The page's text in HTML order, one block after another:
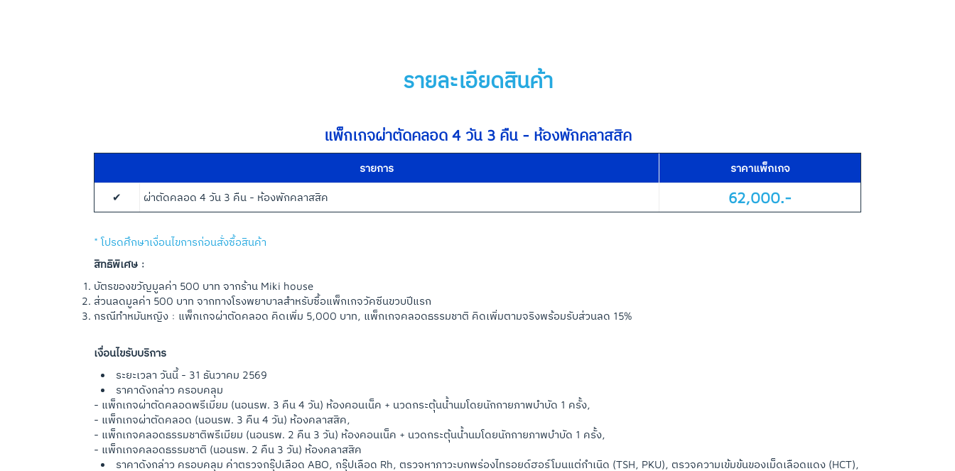
รายละเอียดสินค้า
แพ็กเกจผ่าตัดคลอด 4 วัน 3 คืน - ห้องพักคลาสสิค
รายการ ราคาแพ็กเกจ
✔ ผ่าตัดคลอด 4 วัน 3 คืน - ห้องพักคลาสสิค 62,000.-
* โปรดศึกษาเงื่อนไขการก่อนสั่งซื้อสินค้า
สิทธิพิเศษ :
บัตรของขวัญมูลค่า 500 บาท จากร้าน Miki house
ส่วนลดมูลค่า 500 บาท จากทางโรงพยาบาลสำหรับซื้อแพ็กเกจวัคซีนขวบปีแรก
กรณีทำหมันหญิง : แพ็กเกจผ่าตัดคลอด คิดเพิ่ม 5,000 บาท, แพ็กเกจคลอดธรรมชาติ คิดเพิ่มตามจริงพร้อมรับส่วนลด 15%
เงื่อนไขรับบริการ
ระยะเวลา วันนี้ - 31 ธันวาคม 2569
ราคาดังกล่าว ครอบคลุม
- แพ็กเกจผ่าตัดคลอดพรีเมียม (นอนรพ. 3 คืน 4 วัน) ห้องคอนเน็ค + นวดกระตุ้นน้ำนมโดยนักกายภาพบำบัด 1 ครั้ง,
- แพ็กเกจผ่าตัดคลอด (นอนรพ. 3 คืน 4 วัน) ห้องคลาสสิค,
- แพ็กเกจคลอดธรรมชาติพรีเมียม (นอนรพ. 2 คืน 3 วัน) ห้องคอนเน็ค + นวดกระตุ้นน้ำนมโดยนักกายภาพบำบัด 1 ครั้ง,
- แพ็กเกจคลอดธรรมชาติ (นอนรพ. 2 คืน 3 วัน) ห้องคลาสสิค
ราคาดังกล่าว ครอบคลุม ค่าตรวจกรุ๊ปเลือด ABO, กรุ๊ปเลือด Rh, ตรวจหาภาวะบกพร่องไทรอยด์ฮอร์โมนแต่กำเนิด (TSH, PKU), ตรวจความเข้มข้นของเม็ดเลือดแดง (HCT),